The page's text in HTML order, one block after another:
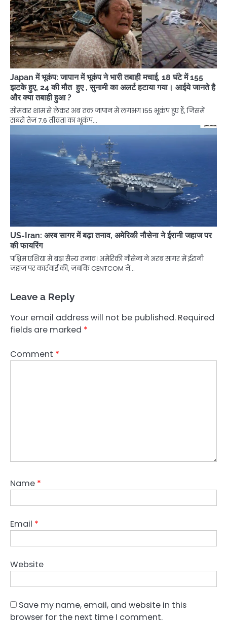
Japan में भूकंप: जापान में भूकंप ने भारी तबाही मचाई, 18 घंटे में 155
झटके हुए, 24 की मौत हुए , सुनामी का अलर्ट हटाया गया। आईये जानते है
और क्या तबाही हुआ ?
सोमवार शाम से लेकर अब तक जापान में लगभग 155 भूकंप हुए हैं, जिसमें
सबसे तेज 7.6 तीव्रता का भूकंप…
US-Iran: अरब सागर में बढ़ा तनाव, अमेरिकी नौसेना ने ईरानी जहाज पर
की फायरिंग
पश्चिम एशिया में बढ़ा सैन्य तनाव। अमेरिकी नौसेना ने अरब सागर में ईरानी
जहाज पर कार्रवाई की, जबकि CENTCOM ने…
Leave a Reply
Your email address will not be published. Required
fields are marked *
Comment *
Name *
Email *
Website
Save my name, email, and website in this
browser for the next time I comment.